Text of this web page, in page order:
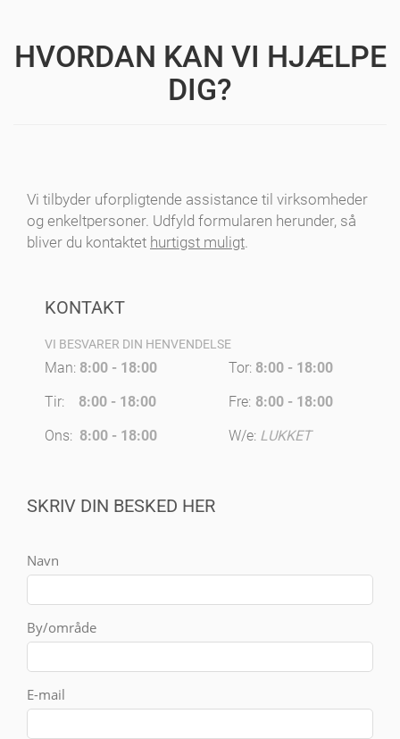
HVORDAN KAN VI HJÆLPE
DIG?
Vi tilbyder uforpligtende assistance til virksomheder
og enkeltpersoner. Udfyld formularen herunder, så
bliver du kontaktet hurtigst muligt.
KONTAKT
VI BESVARER DIN HENVENDELSE
Man: 8:00 - 18:00
Tir:
8:00 - 18:00
Ons: 8:00 - 18:00
Tor: 8:00 - 18:00
Fre: 8:00 - 18:00
W/e: LUKKET
SKRIV DIN BESKED HER
Navn
By/område
E-mail